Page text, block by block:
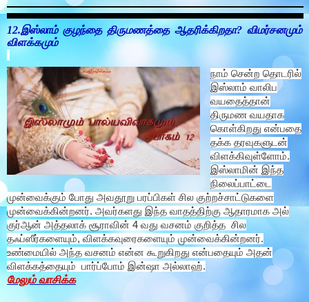
12.இஸ்லாம் குழந்தை திருமணத்தை ஆதரிக்கிறதா? விமர்சனமும்
விளக்கமும்
நாம் சென்ற தொடரில்
இஸ்லாம் வாலிப
வயதைத்தான்
திருமண வயதாக
கொள்கிறது என்பதை
தக்க தரவுகளுடன்
விளக்கிவுள்ளோம்.
இஸ்லாமின் இந்த
நிலைப்பாட்டை
முன்வைக்கும் போது அவதூறு பரப்பிகள் சில குற்றச்சாட்டுகளை
முன்வைக்கின்றனர். அவர்களது இந்த வாதத்திற்கு ஆதாரமாக அல்
குர்ஆன் அத்தலாக் சூராவின் 4 வது வசனம் குறித்த சில
தஃப்ஸீர்களையும், விளக்கவுரைகளையும் முன்வைக்கின்றனர்.
உண்மையில் அந்த வசனம் என்ன கூறுகிறது என்பதையும் அதன்
விளக்கத்தையும் பார்ப்போம் இன்ஷா அல்லாஹ்.
மேலும் வாசிக்க